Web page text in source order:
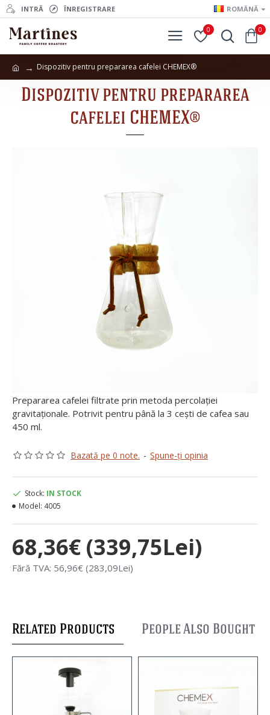
INTRĂ ÎNREGISTRARE ROMÂNĂ
0 0
Dispozitiv pentru prepararea cafelei CHEMEX®
Dispozitiv pentru prepararea
cafelei CHEMEX®
Prepararea cafelei filtrate prin metoda percolației
gravitaționale. Potrivit pentru până la 3 cești de cafea sau
450 ml.
Bazată pe 0 note. - Spune-ţi opinia
68,36€ (339,75Lei)
Fără TVA: 56,96€ (283,09Lei)
Stock: IN STOCK
Model: 4005
Related Products People Also Bought